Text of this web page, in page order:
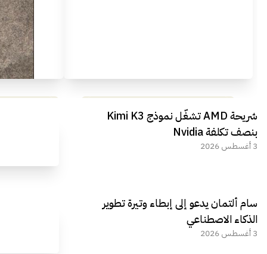
مراجعة شاملة لعملاق الألعاب
الجديد REDMAGIC 11 AIR
شريحة AMD تشغّل نموذج Kimi K3
بنصف تكلفة Nvidia
3 أغسطس 2026
سام ألتمان يدعو إلى إبطاء وتيرة تطوير
الذكاء الاصطناعي
3 أغسطس 2026